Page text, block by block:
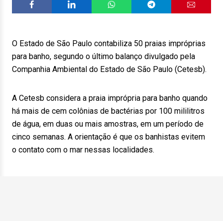
O Estado de São Paulo contabiliza 50 praias impróprias
para banho, segundo o último balanço divulgado pela
Companhia Ambiental do Estado de São Paulo (Cetesb).
A Cetesb considera a praia imprópria para banho quando
há mais de cem colônias de bactérias por 100 mililitros
de água, em duas ou mais amostras, em um período de
cinco semanas. A orientação é que os banhistas evitem
o contato com o mar nessas localidades.